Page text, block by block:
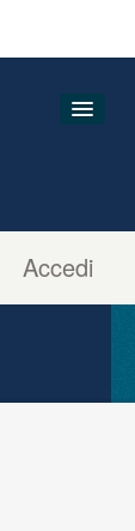
Accedi